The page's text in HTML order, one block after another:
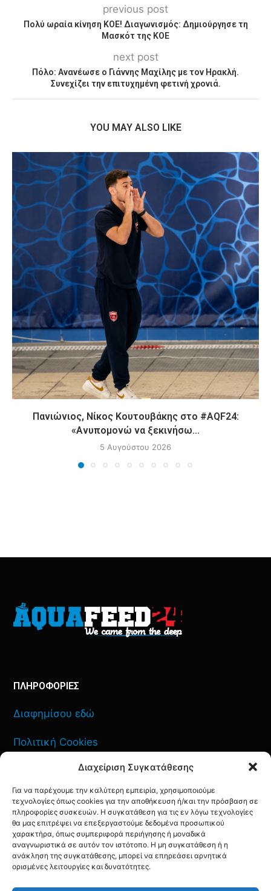
Διαχείριση Συγκατάθεσης
Για να παρέχουμε την καλύτερη εμπειρία, χρησιμοποιούμε
τεχνολογίες όπως cookies για την αποθήκευση ή/και την πρόσβαση σε
πληροφορίες συσκευών. Η συγκατάθεση για τις εν λόγω τεχνολογίες
θα μας επιτρέψει να επεξεργαστούμε δεδομένα προσωπικού
χαρακτήρα, όπως συμπεριφορά περιήγησης ή μοναδικά
αναγνωριστικά σε αυτόν τον ιστότοπο. Η μη συγκατάθεση ή η
ανάκληση της συγκατάθεσης, μπορεί να επηρεάσει αρνητικά
ορισμένες λειτουργίες και δυνατότητες.
previous post
Πολύ ωραία κίνηση ΚΟΕ! Διαγωνισμός: Δημιούργησε τη
Μασκότ της ΚΟΕ
next post
Πόλο: Ανανέωσε ο Γιάννης Μαχίλης με τον Ηρακλή.
Συνεχίζει την επιτυχημένη φετινή χρονιά.
YOU MAY ALSO LIKE
Πανιώνιος, Νίκος Κουτουβάκης στο #AQF24:
«Ανυπομονώ να ξεκινήσω...
5 Αυγούστου 2026
ΠΛΗΡΟΦΟΡΙΕΣ
Διαφημίσου εδώ
Πολιτική Cookies
Πολιτική Απορρήτου
ΕΠΙΚΟΙΝΩΝΙΑ